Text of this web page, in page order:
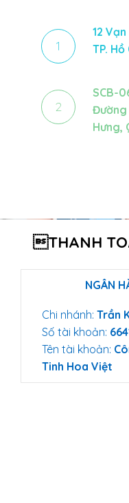
1
12
TP. Hồ
2
SCB-
Đường
Hưng,
THANH
NGÂN
Chi nhánh: Trần
Số tài khoản:
Tên tài khoản:
Tinh Hoa Việt